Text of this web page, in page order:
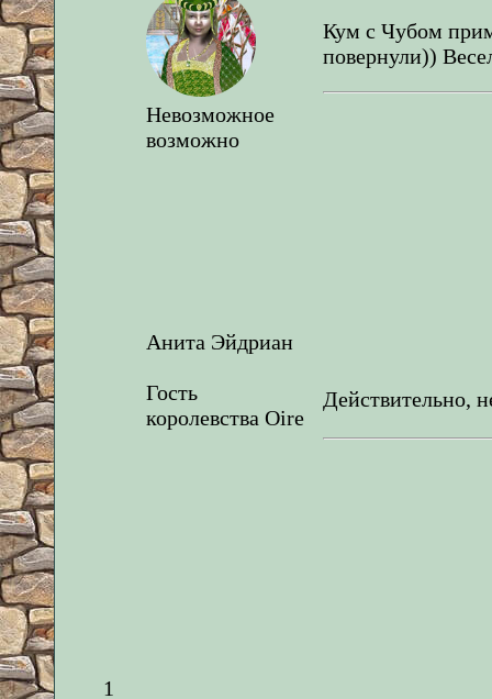
Невозможное
возможно
Кум с Чубом
повернули))
Анита Эйдриан
Гость
королевства Oire
Действительно,
1